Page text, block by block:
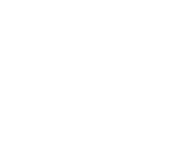
die Änderung verspätet mitteilen.